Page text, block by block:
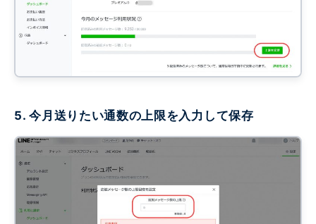
5. 今月送りたい通数の上限を入力して保存